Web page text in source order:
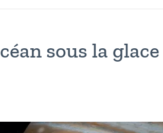
sous la glace